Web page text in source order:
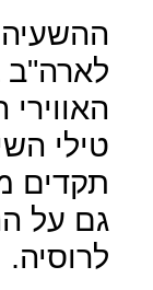
ההשעיה
לארה"ב
טילי
תקדים
גם על
לרוסיה.